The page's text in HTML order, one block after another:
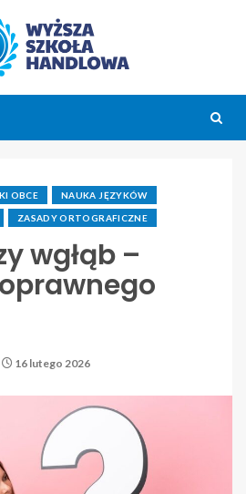
OBCE NAUKA JĘZYKÓW
ZASADY ORTOGRAFICZNE
wgłąb –
16 lutego 2026